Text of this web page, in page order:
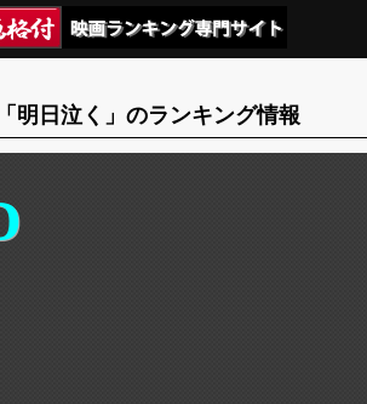
明日泣く」のランキング情報